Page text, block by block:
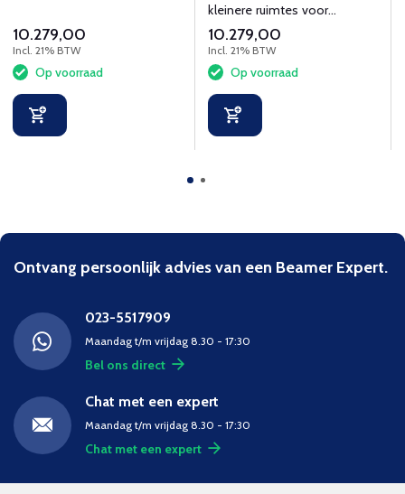
10.279,00
Incl. 21% BTW
Op voorraad
kleinere ruimtes voor
presenteren en
videoconferencing
10.279,00
Incl. 21% BTW
Op voorraad
Ontvang persoonlijk advies van een Beamer Expert.
023-5517909
Maandag t/m vrijdag 8.30 - 17:30
Bel ons direct
Chat met een expert
Maandag t/m vrijdag 8.30 - 17:30
Chat met een expert